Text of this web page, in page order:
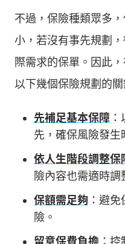
不過，保險種類眾多
小，若沒有事先規劃
際需求的保單。因此
以下幾個保險規劃的關
先補足基本保障
先，確保風險發生
依人生階段調整保
險內容也需適時調
保額需足夠 ：避
險。
留意保費負擔 ：